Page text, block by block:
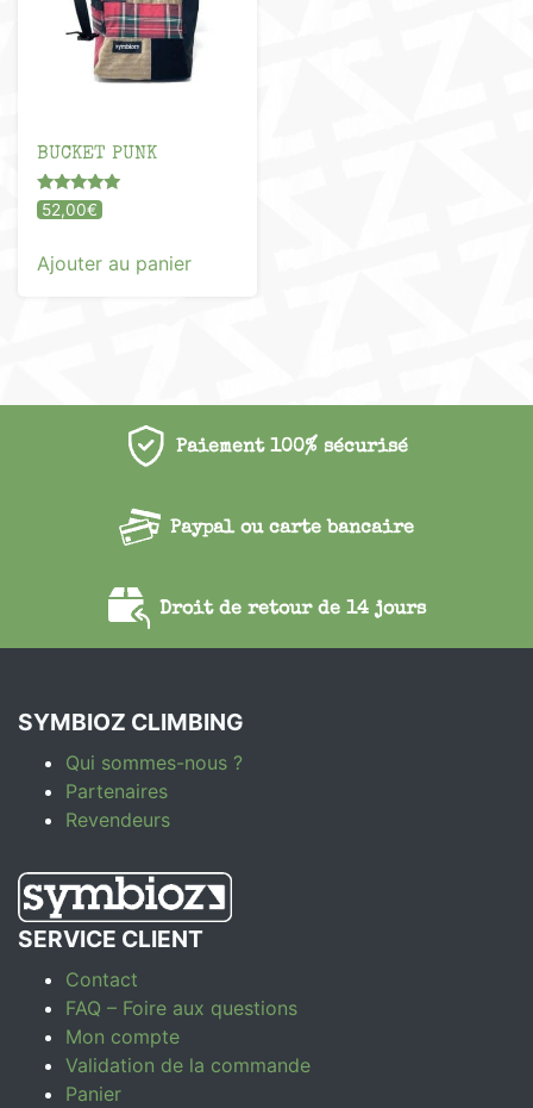
BUCKET PUNK
Note
5.00
52,00€
Ajouter au panier
Paiement 100% sécurisé
Paypal ou carte bancaire
Droit de retour de 14 jours
SYMBIOZ CLIMBING
Qui sommes-nous ?
Partenaires
Revendeurs
SERVICE CLIENT
Contact
FAQ – Foire aux questions
Mon compte
Validation de la commande
Panier